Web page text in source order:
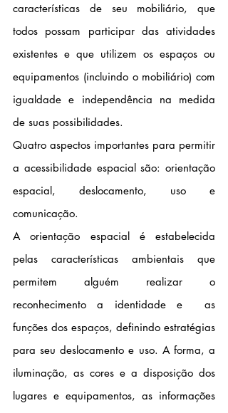
características de seu mobiliário, que
todos possam participar das atividades
existentes e que utilizem os espaços ou
equipamentos (incluindo o mobiliário) com
igualdade e independência na medida
de suas possibilidades.
Quatro aspectos importantes para permitir
a acessibilidade espacial são: orientação
espacial, deslocamento, uso e
comunicação.
A orientação espacial é estabelecida
pelas características ambientais que
permitem alguém realizar o
reconhecimento a identidade e  as
funções dos espaços, definindo estratégias
para seu deslocamento e uso. A forma, a
iluminação, as cores e a disposição dos
lugares e equipamentos, as informações